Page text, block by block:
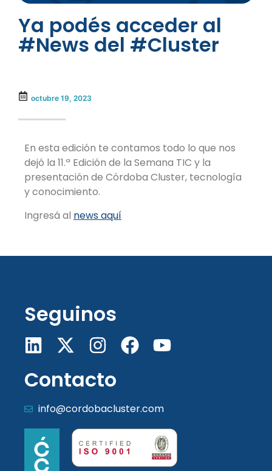
octubre 19, 2023
En esta edición te contamos todo lo que nos
dejó la 11.ª Edición de la Semana TIC y la
presentación de Córdoba Cluster, tecnología
y conocimiento.
Ingresá al news aquí
Ya podés acceder al
#News del #Cluster
Seguinos
Contacto
info@cordobacluster.com